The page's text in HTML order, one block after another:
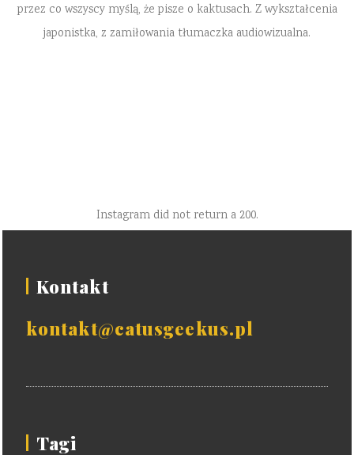
przez co wszyscy myślą, że pisze o kaktusach. Z wykształcenia
japonistka, z zamiłowania tłumaczka audiowizualna.
Instagram did not return a 200.
Kontakt
kontakt@catusgeekus.pl
Tagi